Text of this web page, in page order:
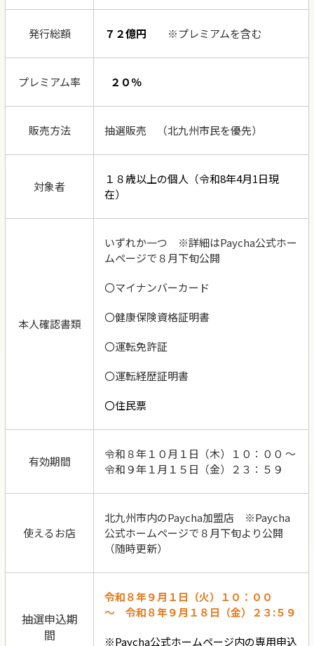
発行総額 ７２億円 ※プレミアムを含む
プレミアム率 ２０％
販売方法 抽選販売 （北九州市民を優先）
対象者
１８歳以上の個人（令和8年4月1日現
在）
本人確認書類
いずれか一つ ※詳細はPaycha公式ホー
ムページで８月下旬公開
〇マイナンバーカード
〇健康保険資格証明書
〇運転免許証
〇運転経歴証明書
〇住民票
有効期間
令和８年１０月１日（木）１０：００ ～
令和９年１月１５日（金）２３：５９
使えるお店
北九州市内のPaycha加盟店 ※Paycha
公式ホームページで８月下旬より公開
（随時更新）
抽選申込期
間
令和８年９月１日（火）１０：００
～ 令和８年９月１８日（金）２３:５９
※Paycha公式ホームページ内の専用申込